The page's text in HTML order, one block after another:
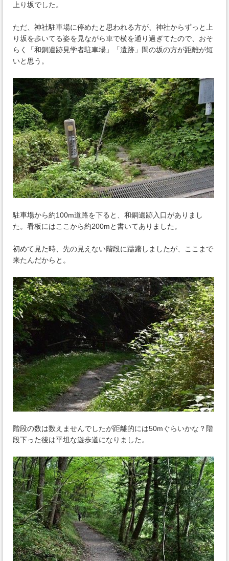
上り坂でした。
ただ、神社駐車場に停めたと思われる方が、神社からずっと上
り坂を歩いてる姿を見ながら車で横を通り過ぎてたので、おそ
らく「和銅遺跡見学者駐車場」「遺跡」間の坂の方が距離が短
いと思う。
駐車場から約100m道路を下ると、和銅遺跡入口がありまし
た。看板にはここから約200mと書いてありました。
初めて見た時、先の見えない階段に躊躇しましたが、ここまで
来たんだからと。
階段の数は数えませんでしたが距離的には50mぐらいかな？階
段下った後は平坦な遊歩道になりました。